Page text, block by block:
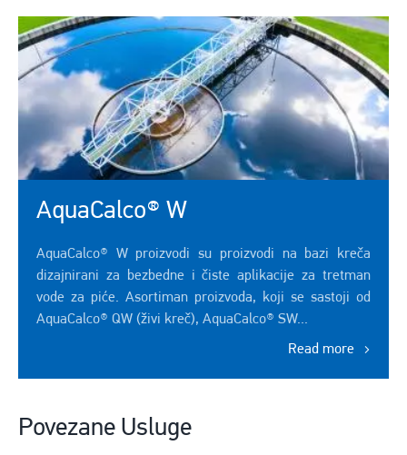
AquaCalco® W
AquaCalco® W proizvodi su proizvodi na bazi kreča
dizajnirani za bezbedne i čiste aplikacije za tretman
vode za piće. Asortiman proizvoda, koji se sastoji od
AquaCalco® QW (živi kreč), AquaCalco® SW...
Read more
Povezane Usluge